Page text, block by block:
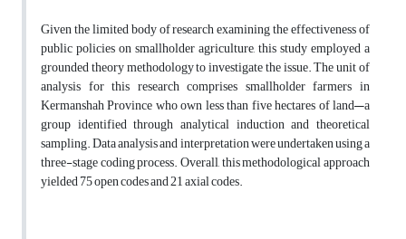
Given the limited body of research examining the effectiveness of
public policies on smallholder agriculture, this study employed a
grounded theory methodology to investigate the issue. The unit of
analysis for this research comprises smallholder farmers in
Kermanshah Province who own less than five hectares of land—a
group identified through analytical induction and theoretical
sampling. Data analysis and interpretation were undertaken using a
three-stage coding process. Overall, this methodological approach
yielded 75 open codes and 21 axial codes.